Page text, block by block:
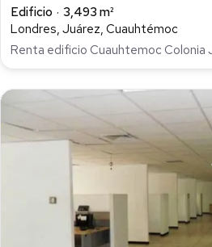
Edificio
3,493 m²
Londres, Juárez, Cuauhtémoc
Renta edificio Cuauhtemoc Colonia